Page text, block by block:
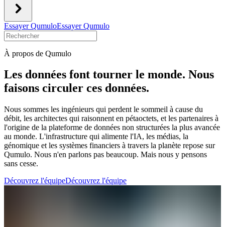
Essayer QumuloEssayer Qumulo
À propos de Qumulo
Les données font tourner le monde. Nous
faisons circuler ces données.
Nous sommes les ingénieurs qui perdent le sommeil à cause du
débit, les architectes qui raisonnent en pétaoctets, et les partenaires à
l'origine de la plateforme de données non structurées la plus avancée
au monde. L'infrastructure qui alimente l'IA, les médias, la
génomique et les systèmes financiers à travers la planète repose sur
Qumulo. Nous n'en parlons pas beaucoup. Mais nous y pensons
sans cesse.
Découvrez l'équipeDécouvrez l'équipe